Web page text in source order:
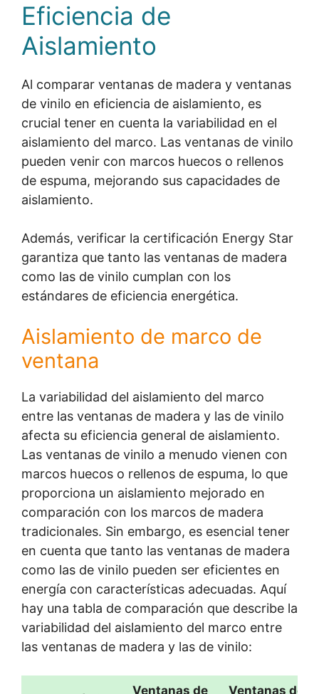
Eficiencia de
Aislamiento
Al comparar ventanas de madera y ventanas
de vinilo en eficiencia de aislamiento, es
crucial tener en cuenta la variabilidad en el
aislamiento del marco. Las ventanas de vinilo
pueden venir con marcos huecos o rellenos
de espuma, mejorando sus capacidades de
aislamiento.
Además, verificar la certificación Energy Star
garantiza que tanto las ventanas de madera
como las de vinilo cumplan con los
estándares de eficiencia energética.
Aislamiento de marco de
ventana
La variabilidad del aislamiento del marco
entre las ventanas de madera y las de vinilo
afecta su eficiencia general de aislamiento.
Las ventanas de vinilo a menudo vienen con
marcos huecos o rellenos de espuma, lo que
proporciona un aislamiento mejorado en
comparación con los marcos de madera
tradicionales. Sin embargo, es esencial tener
en cuenta que tanto las ventanas de madera
como las de vinilo pueden ser eficientes en
energía con características adecuadas. Aquí
hay una tabla de comparación que describe la
variabilidad del aislamiento del marco entre
las ventanas de madera y las de vinilo:
Ventanas de Ventanas de